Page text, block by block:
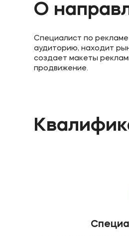
О
Специалист по
аудиторию, находит
создает макеты
продвижение.